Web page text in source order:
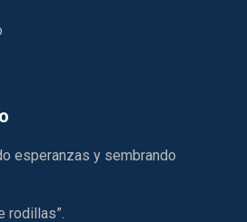
esperanzas y sembrando
rodillas”.